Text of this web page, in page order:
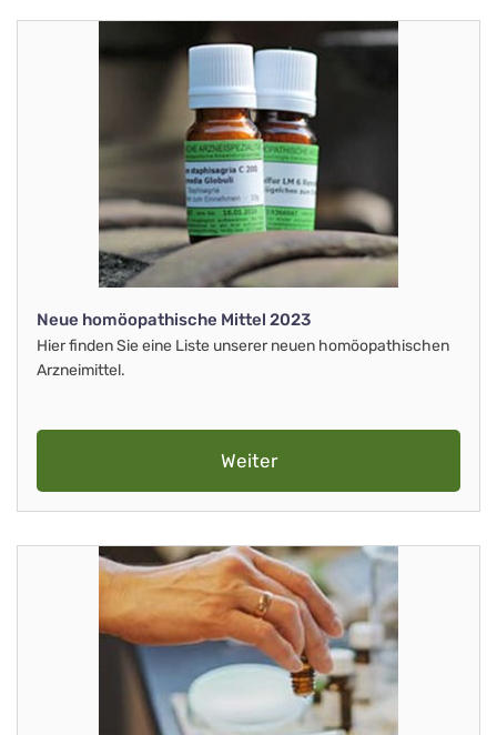
Neue homöopathische Mittel 2023
Hier finden Sie eine Liste unserer neuen homöopathischen
Arzneimittel.
Weiter